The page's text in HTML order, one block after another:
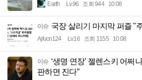
Earth Lv.96 조회 944 10:08
이슈 국장 살리기 마지막 퍼즐 "
Ajfucn124 Lv.16 조회 1155 10:08
이슈 ‘생명 연장’ 젤렌스키 어쩌
판하면 진다”